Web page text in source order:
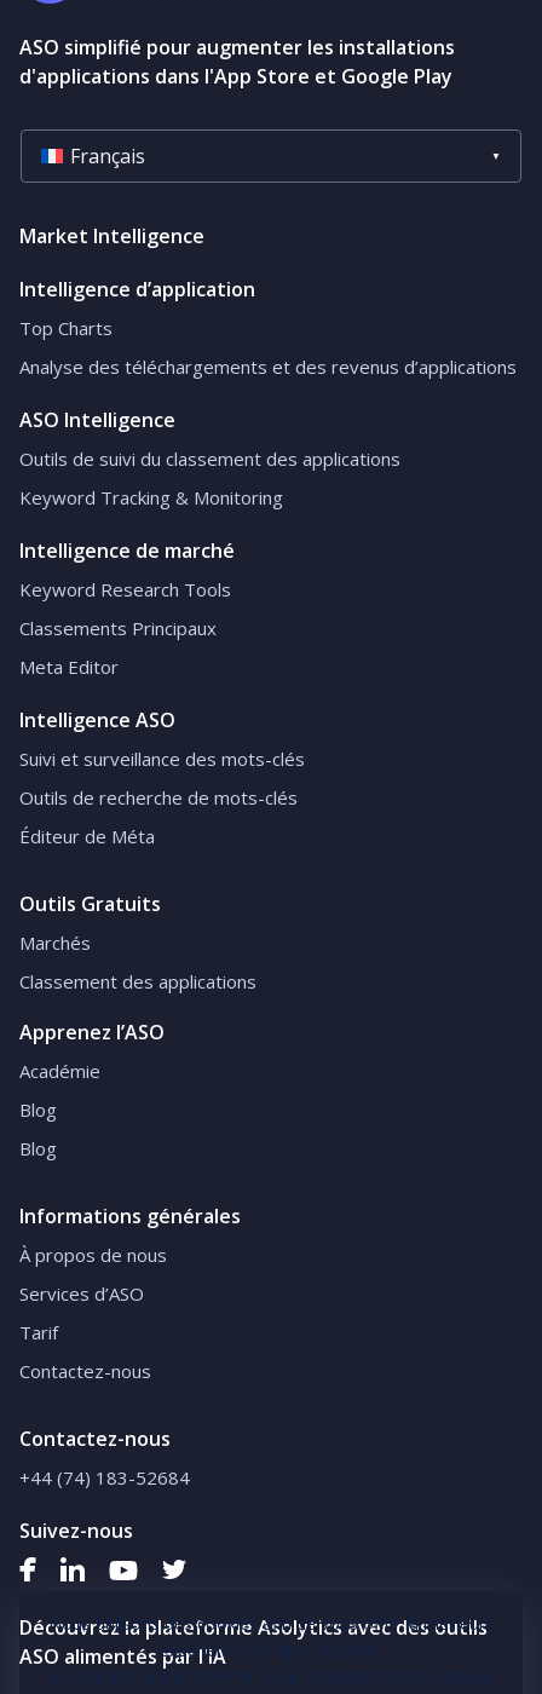
ASO simplifié pour augmenter les installations
d'applications dans l'App Store et Google Play
Français
Market Intelligence
Intelligence d’application
Top Charts
Analyse des téléchargements et des revenus d’applications
ASO Intelligence
Outils de suivi du classement des applications
Keyword Tracking & Monitoring
Intelligence de marché
Keyword Research Tools
Classements Principaux
Meta Editor
Intelligence ASO
Suivi et surveillance des mots-clés
Outils de recherche de mots-clés
Éditeur de Méta
Outils Gratuits
Marchés
Classement des applications
Apprenez l’ASO
Académie
Blog
Blog
Informations générales
À propos de nous
Services d’ASO
Tarif
Contactez-nous
Contactez-nous
+44 (74) 183-52684
Suivez-nous
Découvrez la plateforme Asolytics avec des outils
ASO alimentés par l'IA
Nous utilisons des cookies afin de vous offrir la meilleure
expérience en ligne possible.
En utilisant ce site internet, vous acceptez notre politique